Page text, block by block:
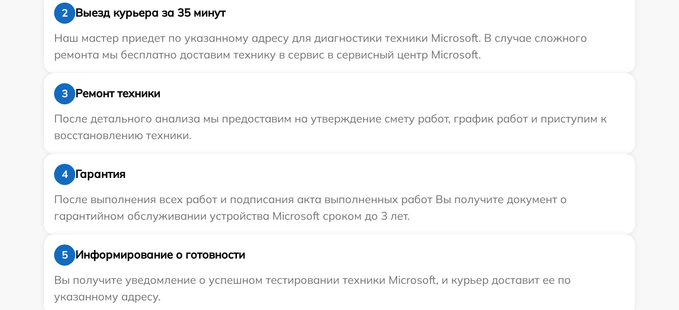
2
Выезд курьера за 35 минут
Наш мастер приедет по указанному адресу для диагностики техники Microsoft. В случае сложного
ремонта мы бесплатно доставим технику в сервис в сервисный центр Microsoft.
3
Ремонт техники
После детального анализа мы предоставим на утверждение смету работ, график работ и приступим к
восстановлению техники.
4
Гарантия
После выполнения всех работ и подписания акта выполненных работ Вы получите документ о
гарантийном обслуживании устройства Microsoft сроком до 3 лет.
5
Информирование о готовности
Вы получите уведомление о успешном тестировании техники Microsoft, и курьер доставит ее по
указанному адресу.